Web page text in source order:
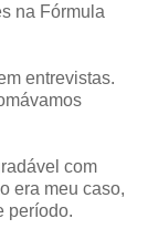
na Fórmula
entrevistas.
com
era meu caso,
período.